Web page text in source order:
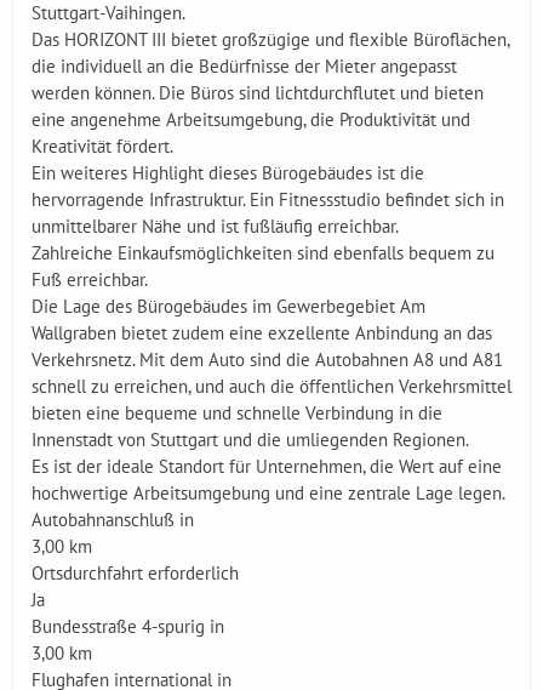
Stuttgart-Vaihingen.
Das HORIZONT III bietet großzügige und flexible Büroflächen,
die individuell an die Bedürfnisse der Mieter angepasst
werden können. Die Büros sind lichtdurchflutet und bieten
eine angenehme Arbeitsumgebung, die Produktivität und
Kreativität fördert.
Ein weiteres Highlight dieses Bürogebäudes ist die
hervorragende Infrastruktur. Ein Fitnessstudio befindet sich in
unmittelbarer Nähe und ist fußläufig erreichbar.
Zahlreiche Einkaufsmöglichkeiten sind ebenfalls bequem zu
Fuß erreichbar.
Die Lage des Bürogebäudes im Gewerbegebiet Am
Wallgraben bietet zudem eine exzellente Anbindung an das
Verkehrsnetz. Mit dem Auto sind die Autobahnen A8 und A81
schnell zu erreichen, und auch die öffentlichen Verkehrsmittel
bieten eine bequeme und schnelle Verbindung in die
Innenstadt von Stuttgart und die umliegenden Regionen.
Es ist der ideale Standort für Unternehmen, die Wert auf eine
hochwertige Arbeitsumgebung und eine zentrale Lage legen.
Autobahnanschluß in
3,00 km
Ortsdurchfahrt erforderlich
Ja
Bundesstraße 4-spurig in
3,00 km
Flughafen international in